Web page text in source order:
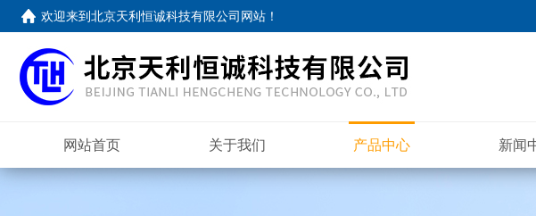
欢迎来到北京天利恒诚科技有限公司网站 ！
网站首页 关于我们 产品中心 新闻